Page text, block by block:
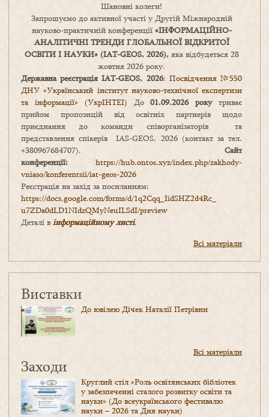
Шановні колеги!
Запрошуємо до активної участі у Другій Міжнародній
науково-практичній конференції «ІНФОРМАЦІЙНО-
АНАЛІТИЧНІ ТРЕНДИ ГЛОБАЛЬНОЇ ВІДКРИТОЇ
ОСВІТИ І НАУКИ» (IAT-GEOS, 2026),яка відбудеться 28
жовтня 2026 року.
Державна реєстрація IAT-GEOS, 2026: Посвідчення №550
ДНУ «Український інститут науково-технічної експертизи
та інформації» (УкрІНТЕІ) До01.09.2026 рокутриває
прийом пропозицій від освітніх партнерів щодо
приєднання до команди співорганізаторів та
представлення спікерів IAS-GEOS, 2026 (контакт за тел.
+380967684707). Сайт
конференції: https://hub.ontos.xyz/index.php/zakhody-
vniaso/konferentsii/iat-geos-2026
Реєстрація на захід за посиланням:
https://docs.google.com/forms/d/1q2Cqq_IidSHZ2d4Rc_
u7ZDa0dLD1NIdzQMyNeuILSdI/preview
Деталі в інформаційному листі.
Всі матеріали
Виставки
До ювілею Дічек Наталії Петрівни
Всі матеріали
Заходи
Круглий стіл «Роль освітянських бібліотек
у забезпеченні сталого розвитку освіти та
науки» (До всеукраїнського фестивалю
науки – 2026 та Дня науки)